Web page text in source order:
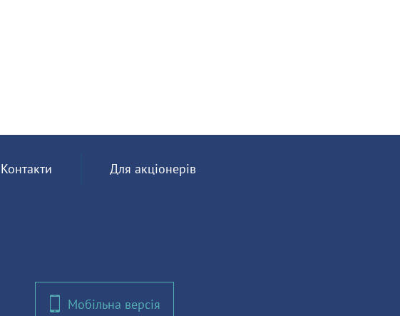
Контакти Для акціонерів
Мобільна версія